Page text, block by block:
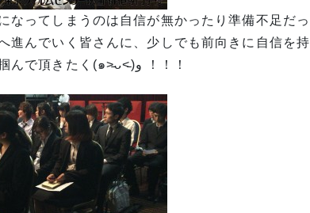
なってしまうのは自信が無かったり準備不足だ
進んでいく皆さんに、少しでも前向きに自信を
チャンスを掴んで頂きたく(๑˃̵ᴗ˂̵)و ！！！